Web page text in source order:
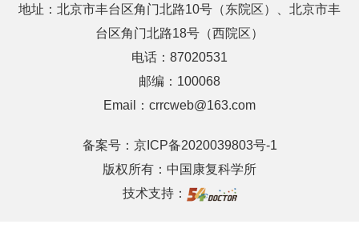
地址：北京市丰台区角门北路10号（东院区）、北京市丰
台区角门北路18号（西院区）
电话：87020531
邮编：100068
Email：crrcweb@163.com
备案号： 京ICP备2020039803号-1
版权所有：中国康复科学所
技术支持：